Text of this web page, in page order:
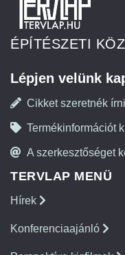
ÉPÍTÉSZETI
Lépjen velünk
Cikket szeretnék írni
Termékinformációt
A szerkesztőséget
TERVLAP MENÜ
Hírek
Konferenciaajánló